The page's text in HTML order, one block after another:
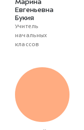
Марина
Евгеньевна
Букия
Учитель
начальных
классов